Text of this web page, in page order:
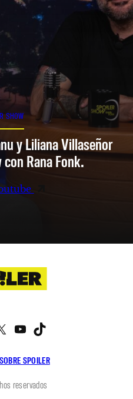
SHOW
y Liliana Villaseñor
Rana Fonk.
SOBRE SPOILER
X YouTube
reservados